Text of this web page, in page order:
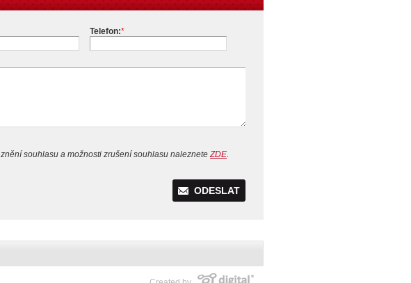
Telefon:*
souhlasu a možnosti zrušení souhlasu nalezneteZDE.
ODESLAT